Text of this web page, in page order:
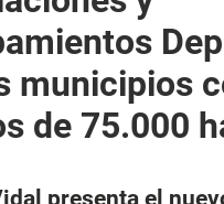
municipios
de 75.000
presenta el